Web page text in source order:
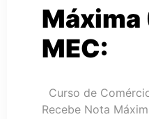
Máxima
MEC:
Curso de
Recebe Nota